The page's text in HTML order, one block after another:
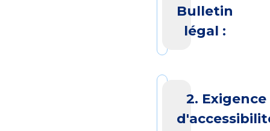
Bulletin
légal :
2. Exigence